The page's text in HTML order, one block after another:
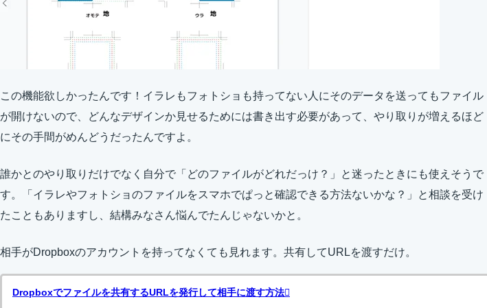
この機能欲しかったんです！イラレもフォトショも持ってない人にそのデータを送ってもファイル
が開けないので、どんなデザインか見せるためには書き出す必要があって、やり取りが増えるほど
にその手間がめんどうだったんですよ。
誰かとのやり取りだけでなく自分で「どのファイルがどれだっけ？」と迷ったときにも使えそうで
す。「イラレやフォトショのファイルをスマホでぱっと確認できる方法ないかな？」と相談を受け
たこともありますし、結構みなさん悩んでたんじゃないかと。
相手がDropboxのアカウントを持ってなくても見れます。共有してURLを渡すだけ。
Dropboxでファイルを共有するURLを発行して相手に渡す方法